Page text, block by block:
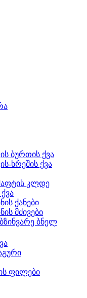
ბურთის ქვა
ხრეშის ქვა
კლდე
ქანები
მძივები
ბნელ
ფილები